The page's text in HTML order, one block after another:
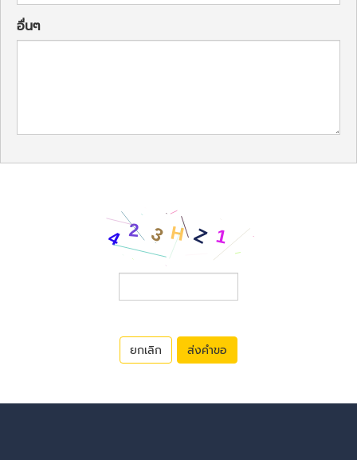
อื่นๆ
ยกเลิก ส่งคำขอ